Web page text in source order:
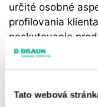
Tato webová
určité osobné
profilovania
poskytovanie
záujem.
údaje